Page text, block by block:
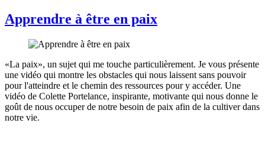
Apprendre à être en paix
«La paix», un sujet qui me touche particulièrement. Je vous présente
une vidéo qui montre les obstacles qui nous laissent sans pouvoir
pour l'atteindre et le chemin des ressources pour y accéder. Une
vidéo de Colette Portelance, inspirante, motivante qui nous donne le
goût de nous occuper de notre besoin de paix afin de la cultiver dans
notre vie.